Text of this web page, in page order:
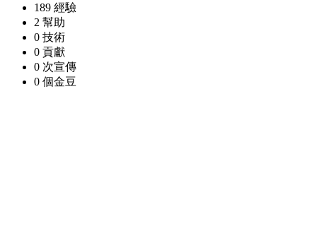
189 經驗
2 幫助
0 技術
0 貢獻
0 次宣傳
0 個金豆